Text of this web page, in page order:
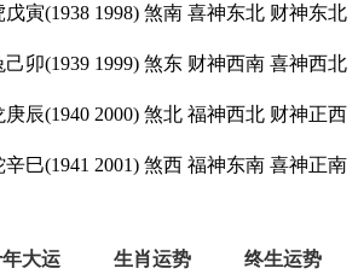
寅(1938 1998) 煞南 喜神东北 财神东北
卯(1939 1999) 煞东 财神西南 喜神西北
辰(1940 2000) 煞北 福神西北 财神正西
巳(1941 2001) 煞西 福神东南 喜神正南
大运 生肖运势 终生运势